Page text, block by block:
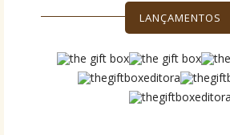
LANÇAMENTOS